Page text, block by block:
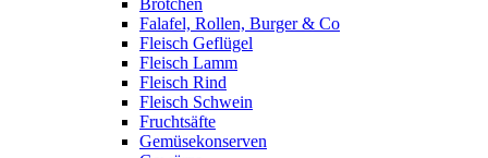
Brötchen
Falafel, Rollen, Burger & Co
Fleisch Geflügel
Fleisch Lamm
Fleisch Rind
Fleisch Schwein
Fruchtsäfte
Gemüsekonserven